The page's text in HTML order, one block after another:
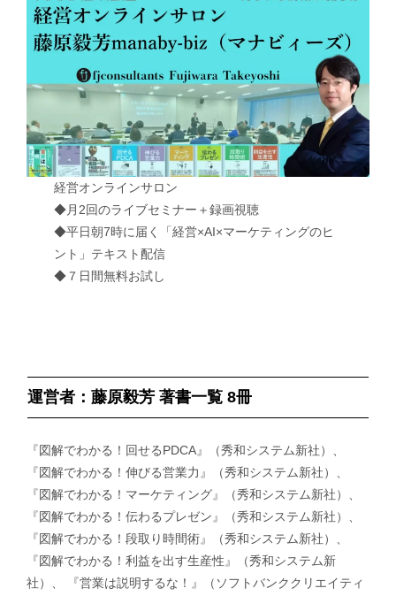
経営オンラインサロン
◆月2回のライブセミナー＋録画視聴
◆平日朝7時に届く「経営×AI×マーケティングのヒ
ント」テキスト配信
◆７日間無料お試し
運営者：藤原毅芳 著書一覧 8冊
『図解でわかる！回せるPDCA』（秀和システム新社）、
『図解でわかる！伸びる営業力』（秀和システム新社）、
『図解でわかる！マーケティング』（秀和システム新社）、
『図解でわかる！伝わるプレゼン』（秀和システム新社）、
『図解でわかる！段取り時間術』（秀和システム新社）、
『図解でわかる！利益を出す生産性』（秀和システム新
社）、 『営業は説明するな！』（ソフトバンククリエイティ